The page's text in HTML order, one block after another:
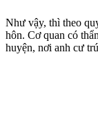
Như vậy, thì theo
hôn. Cơ quan có
huyện, nơi anh cư